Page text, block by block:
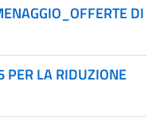
DI
LA RIDUZIONE